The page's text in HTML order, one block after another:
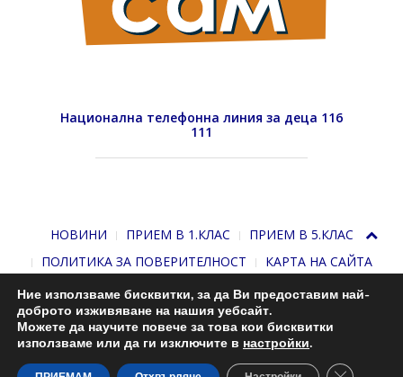
Национална телефонна линия за деца 116
111
НОВИНИ ПРИЕМ В 1.КЛАС
ПРИЕМ В 5.КЛАС
ПОЛИТИКА ЗА ПОВЕРИТЕЛНОСТ
КАРТА НА САЙТА
Ние използваме бисквитки, за да Ви предоставим най-
доброто изживяване на нашия уебсайт.
Можете да научите повече за това кои бисквитки
използваме или да ги изключите в настройки.
Close